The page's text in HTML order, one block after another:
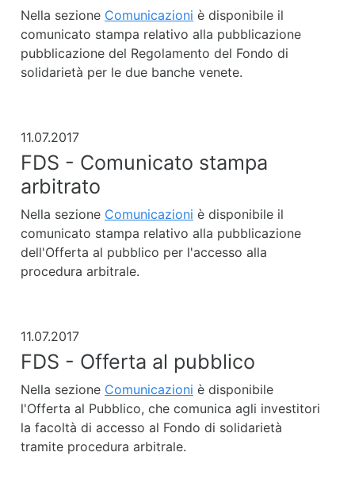
Nella sezione Comunicazioni è disponibile il
comunicato stampa relativo alla pubblicazione
pubblicazione del Regolamento del Fondo di
solidarietà per le due banche venete.
11.07.2017
FDS - Comunicato stampa
arbitrato
Nella sezione Comunicazioni è disponibile il
comunicato stampa relativo alla pubblicazione
dell'Offerta al pubblico per l'accesso alla
procedura arbitrale.
11.07.2017
FDS - Offerta al pubblico
Nella sezione Comunicazioni è disponibile
l'Offerta al Pubblico, che comunica agli investitori
la facoltà di accesso al Fondo di solidarietà
tramite procedura arbitrale.